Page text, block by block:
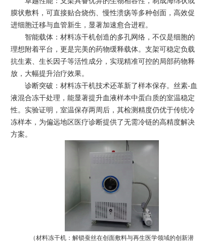
膜状敷料，可直接贴合烧伤、慢性溃疡等多种创面，高效促
进细胞迁移与血管新生，显著加速愈合进程。
智能载体：材料冻干机创造的多孔网络，不仅是细胞的
理想附着平台，更是完美的药物缓释载体。支架可稳定负载
抗生素、生长因子等活性成分，实现精准可控的局部药物释
放，大幅提升治疗效果。
诊断突破：材料冻干机技术还革新了样本保存。丝素-血
液混合冻干处理，能显著提升血液样本中蛋白质的室温稳定
性。实验证明，室温保存两周后，其检测精度仍优于传统冷
冻样本，为偏远地区医疗诊断提供了无需冷链的高精度解决
方案。
（材料冻干机：解锁蚕丝在创面敷料与再生医学领域的创新潜